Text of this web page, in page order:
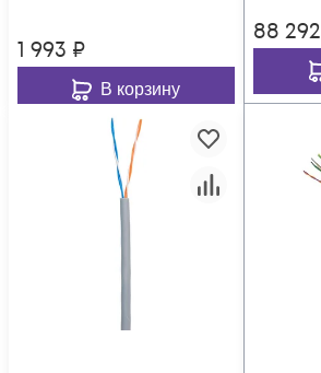
1 993 ₽
В корзину
88 292